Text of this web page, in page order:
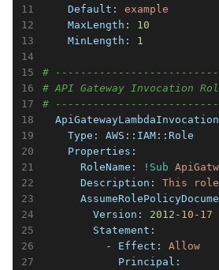
    Default:
example
    MaxLength:
10
    MinLength:
1
#
# API Gateway Invocation
#
    Type:
AWS::IAM::Role
    Properties:
      RoleName:
!Sub
      Description:
This role
        Version:
2012 -10 -17
        Statement:
          - Effect:
Allow
            Principal: